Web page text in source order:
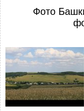
Фото